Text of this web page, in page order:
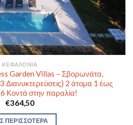
ΚΕΦΑΛΟΝΙΆ
Garden Villas – Σβορωνάτα,
Διανυκτερεύσεις) 2 άτομα 1 έως
Κοντά στην παραλία!
€364,50
ΠΕΡΙΣΣΟΤΕΡΑ